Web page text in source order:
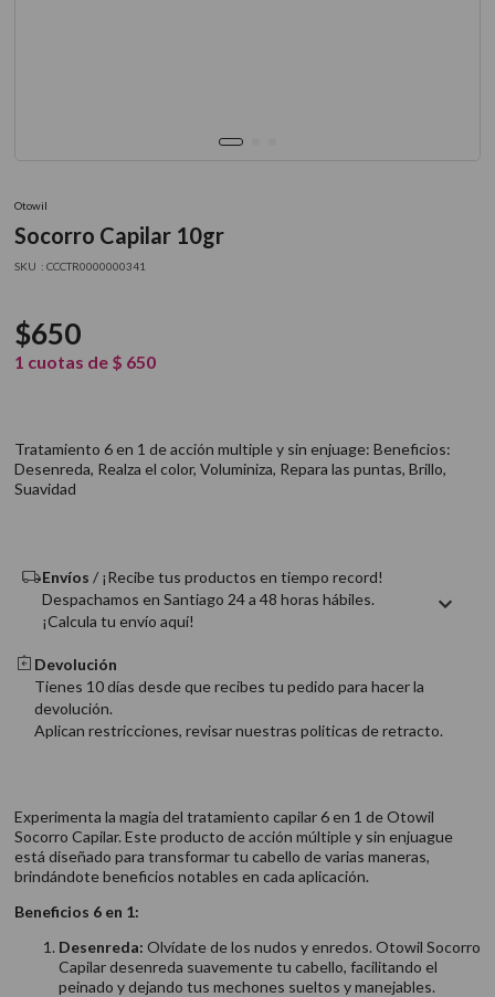
Otowil
Socorro Capilar 10gr
: CCCTR0000000341
$650
1 cuotas de $ 650
Tratamiento 6 en 1 de acción multiple y sin enjuage: Beneficios:
Desenreda, Realza el color, Voluminiza, Repara las puntas, Brillo,
Suavidad
Envíos / ¡Recibe tus productos en tiempo record!
Despachamos en Santiago 24 a 48 horas hábiles.
¡Calcula tu envío aquí!
Devolución
Tienes 10 días desde que recibes tu pedido para hacer la
devolución.
Aplican restricciones, revisar nuestras politicas de retracto.
Experimenta la magia del tratamiento capilar 6 en 1 de Otowil
Socorro Capilar. Este producto de acción múltiple y sin enjuague
está diseñado para transformar tu cabello de varias maneras,
brindándote beneficios notables en cada aplicación.
Beneficios 6 en 1:
Desenreda: Olvídate de los nudos y enredos. Otowil Socorro
Capilar desenreda suavemente tu cabello, facilitando el
peinado y dejando tus mechones sueltos y manejables.